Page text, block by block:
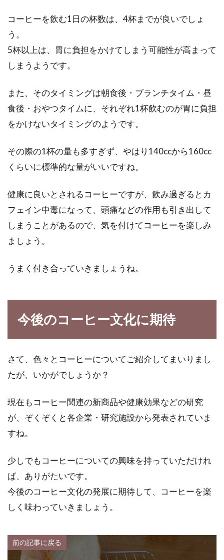
コーヒーを飲む1日の杯数は、4杯までが良いでしょ
う。
5杯以上は、胃に負担をかけてしまう可能性が高まって
しまうようです。
また、そのタイミングは朝食後・ブランチタイム・昼
食後・おやつタイムに、それぞれ1杯飲むのが胃に負担
をかけないタイミングのようです。
その際の1杯の量も多すぎず、やはり140ccから160cc
くらいに標準的な量がいいですね。
健康に良いとされるコーヒーですが、飲み過ぎるとカ
フェイン中毒になって、頭痛などの作用も引き出して
しまうことがあるので、気を付けてコーヒーを楽しみ
ましょう。
うまく付き合っていきましょうね。
今後のコーヒー文化に期待
さて、色々とコーヒーについてご紹介してまいりまし
たが、いかがでしょうか？
現在もコーヒー関連の新商品や健康効果などの研究
が、ぞくぞくと各企業・研究施設から発表されていま
すね。
少しでもコーヒーについての興味を持っていただけれ
ば、ありがたいです。
今後のコーヒー文化の発展に期待して、コーヒーを楽
しく味わっていきましょう。
前の記事に戻る